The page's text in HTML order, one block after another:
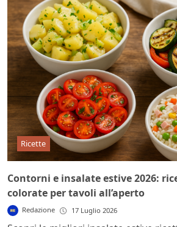
Ricette
Contorni e insalate estive 2026:
colorate per tavoli all’aperto
Redazione 17 Luglio 2026